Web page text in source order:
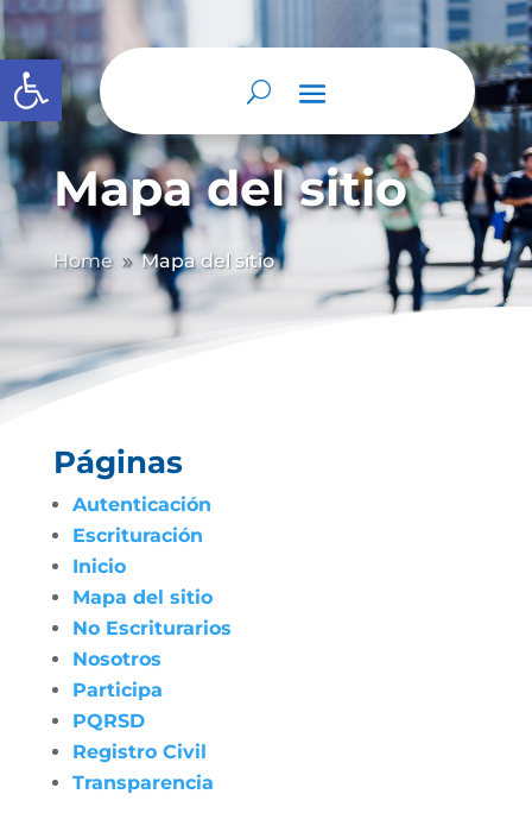
Abrir barra de herramientas
Mapa del sitio
Home 9 Mapa del sitio
Páginas
Autenticación
Escrituración
Inicio
Mapa del sitio
No Escriturarios
Nosotros
Participa
PQRSD
Registro Civil
Transparencia